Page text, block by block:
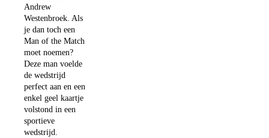
Andrew
Westenbroek. Als
je dan toch een
Man of the Match
moet noemen?
Deze man voelde
de wedstrijd
perfect aan en een
enkel geel kaartje
volstond in een
sportieve
wedstrijd.